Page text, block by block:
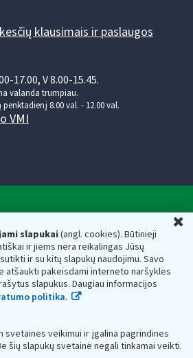
slapukai(angl. cookies). Būtinieji
ir jiems nėra reikalingas Jūsų
ir su kitų slapukų naudojimu. Savo
atšaukti pakeisdami interneto naršyklės
slapukus. Daugiau informacijos
politika.
svetainės veikimui ir įgalina pagrindines
šių slapukų svetainė negali tinkamai veikti.
klausimais ir paslaugos
17.00, V 8.00-15.45.
valanda trumpiau.
8.00 val. - 12.00 val.
VMI
inspekcija prie Lietuvos
ministerijos
asmens kodas — 188659752,
g. 14, 01107 Vilnius, Lietuva, el.paštas:
dėžutės adresas 188659752
mokesčių inspekciją prie Lietuvos
kaupiami ir saugomi Juridinių